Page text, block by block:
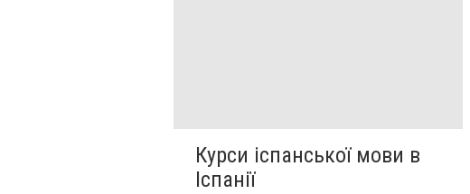
Курси іспанської мови в
Іспанії